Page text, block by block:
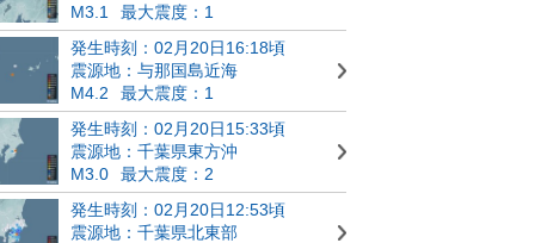
M3.1
最大震度：1
発生時刻：02月20日16:18頃
震源地：与那国島近海
M4.2
最大震度：1
発生時刻：02月20日15:33頃
震源地：千葉県東方沖
M3.0
最大震度：2
発生時刻：02月20日12:53頃
震源地：千葉県北東部